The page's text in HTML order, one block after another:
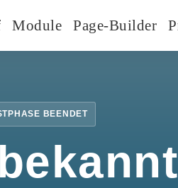
Module Page-Builder
BEENDET